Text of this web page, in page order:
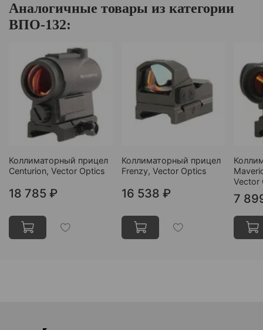
Аналогичные товары из категории
ВПО-132:
Коллиматорный прицел
Centurion, Vector Optics
18 785 ₽
Коллиматорный прицел
Frenzy, Vector Optics
16 538 ₽
Vector
7